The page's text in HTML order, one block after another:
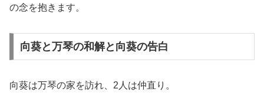
の念を抱きます。
向葵と万琴の和解と向葵の告白
向葵は万琴の家を訪れ、2人は仲直り。